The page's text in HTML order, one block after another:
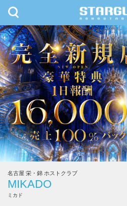
九州・沖縄 北海道・東北
toggle
navigation
名古屋 栄・錦 ホストクラブ
MIKADO
ミカド